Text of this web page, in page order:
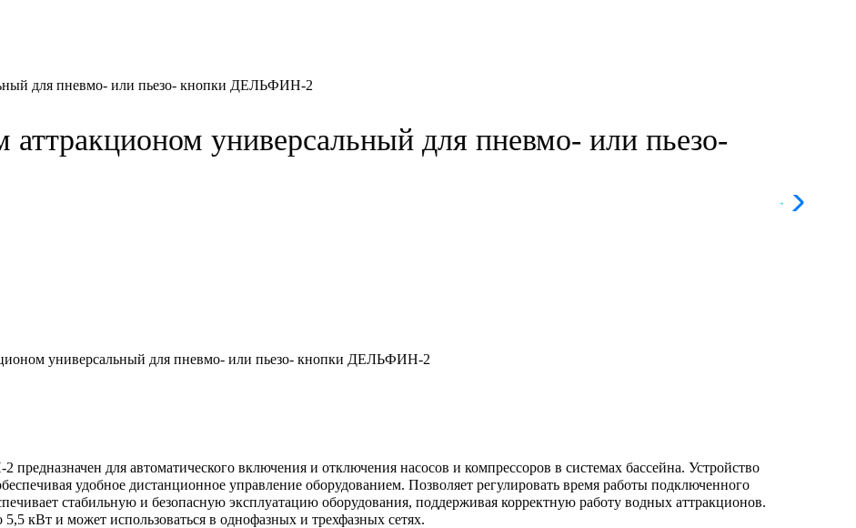
для пневмо- или пьезо- кнопки ДЕЛЬФИН-2
универсальный для пневмо- или пьезо-
универсальный для пневмо- или пьезо- кнопки ДЕЛЬФИН-2
для автоматического включения и отключения насосов и компрессоров в системах бассейна. Устройство
удобное дистанционное управление оборудованием. Позволяет регулировать время работы подключенного
стабильную и безопасную эксплуатацию оборудования, поддерживая корректную работу водных аттракционов.
кВт и может использоваться в однофазных и трехфазных сетях.